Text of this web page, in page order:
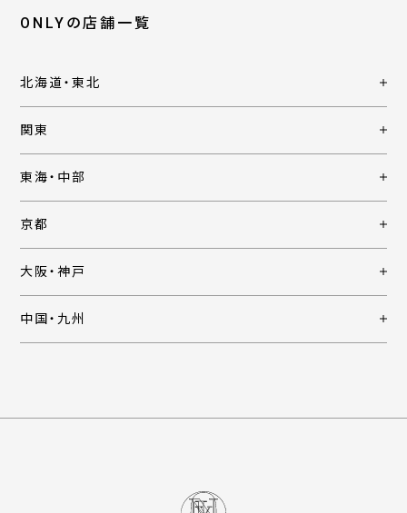
ONLYの店舗一覧
北海道・東北
関東
東海・中部
京都
大阪・神戸
中国・九州